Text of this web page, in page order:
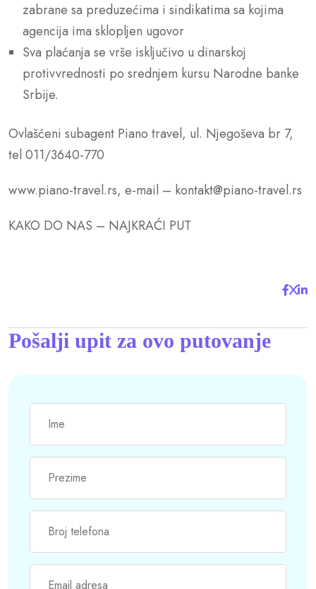
zabrane sa preduzećima i sindikatima sa kojima
agencija ima sklopljen ugovor
Sva plaćanja se vrše isključivo u dinarskoj
protivvrednosti po srednjem kursu Narodne banke
Srbije.
Ovlašćeni subagent Piano travel, ul. Njegoševa br 7,
tel 011/3640-770
www.piano-travel.rs, e-mail – kontakt@piano-travel.rs
KAKO DO NAS – NAJKRAĆI PUT
Pošalji upit za ovo putovanje